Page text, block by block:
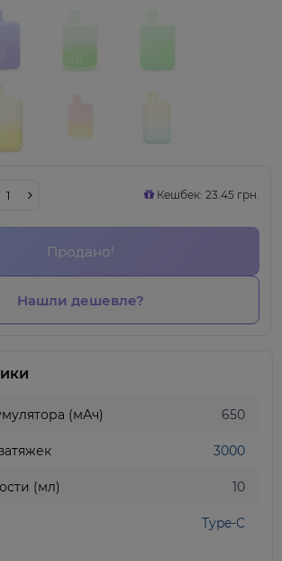
Кешбек: 23.45 грн.
Продано!
Нашли дешевле?
(мАч) 650
3000
(мл) 10
Type-C